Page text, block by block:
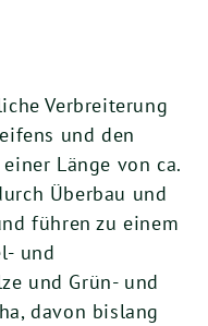
Verbreiterung
und den
Länge von ca.
Überbau und
führen zu einem
und
und Grün- und
davon bislang